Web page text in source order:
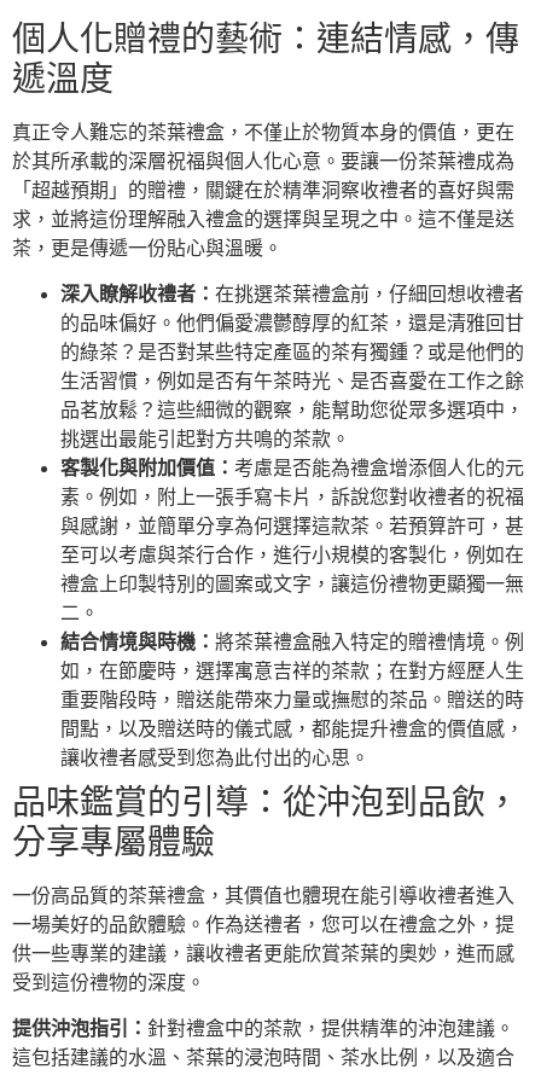
個人化贈禮的藝術：連結情感，傳
遞溫度
真正令人難忘的茶葉禮盒，不僅止於物質本身的價值，更在
於其所承載的深層祝福與個人化心意。要讓一份茶葉禮成為
「超越預期」的贈禮，關鍵在於精準洞察收禮者的喜好與需
求，並將這份理解融入禮盒的選擇與呈現之中。這不僅是送
茶，更是傳遞一份貼心與溫暖。
深入瞭解收禮者： 在挑選茶葉禮盒前，仔細回想收禮者
的品味偏好。他們偏愛濃鬱醇厚的紅茶，還是清雅回甘
的綠茶？是否對某些特定產區的茶有獨鍾？或是他們的
生活習慣，例如是否有午茶時光、是否喜愛在工作之餘
品茗放鬆？這些細微的觀察，能幫助您從眾多選項中，
挑選出最能引起對方共鳴的茶款。
客製化與附加價值： 考慮是否能為禮盒增添個人化的元
素。例如，附上一張手寫卡片，訴說您對收禮者的祝福
與感謝，並簡單分享為何選擇這款茶。若預算許可，甚
至可以考慮與茶行合作，進行小規模的客製化，例如在
禮盒上印製特別的圖案或文字，讓這份禮物更顯獨一無
二。
結合情境與時機： 將茶葉禮盒融入特定的贈禮情境。例
如，在節慶時，選擇寓意吉祥的茶款；在對方經歷人生
重要階段時，贈送能帶來力量或撫慰的茶品。贈送的時
間點，以及贈送時的儀式感，都能提升禮盒的價值感，
讓收禮者感受到您為此付出的心思。
品味鑑賞的引導：從沖泡到品飲，
分享專屬體驗
一份高品質的茶葉禮盒，其價值也體現在能引導收禮者進入
一場美好的品飲體驗。作為送禮者，您可以在禮盒之外，提
供一些專業的建議，讓收禮者更能欣賞茶葉的奧妙，進而感
受到這份禮物的深度。
提供沖泡指引： 針對禮盒中的茶款，提供精準的沖泡建議。
這包括建議的水溫、茶葉的浸泡時間、茶水比例，以及適合